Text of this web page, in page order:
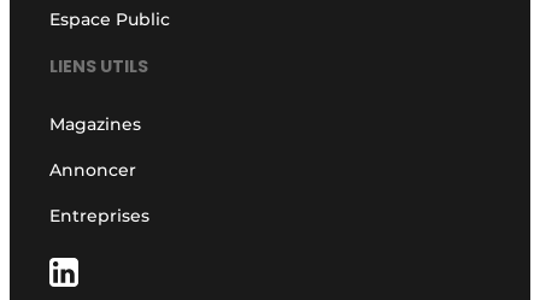
Espace Public
LIENS UTILS
Magazines
Annoncer
Entreprises